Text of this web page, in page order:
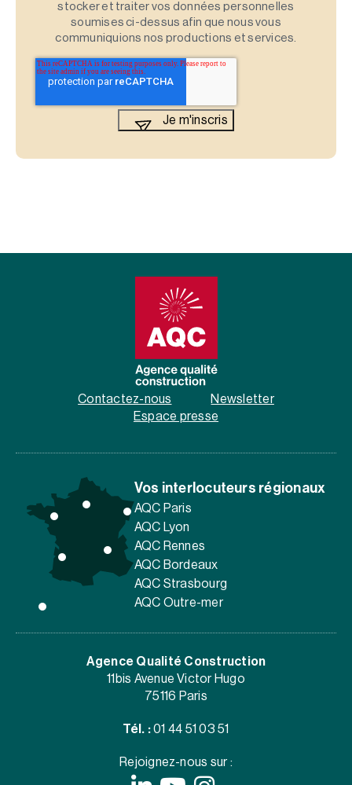
stocker et traiter vos données personnelles
soumises ci-dessus afin que nous vous
communiquions nos productions et services.
Contactez-nous
Newsletter
Espace presse
Vos interlocuteurs régionaux
AQC Paris
AQC Lyon
AQC Rennes
AQC Bordeaux
AQC Strasbourg
AQC Outre-mer
Agence Qualité Construction
11bis Avenue Victor Hugo
75116 Paris
Tél. : 01 44 51 03 51
Rejoignez-nous sur :